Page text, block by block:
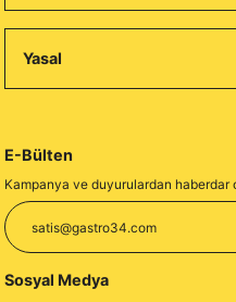
Yasal
E-Bülten
Kampanya ve duyurulardan haberdar
Sosyal Medya